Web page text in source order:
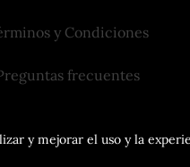
y mejorar el uso y la
y Condiciones
frecuentes